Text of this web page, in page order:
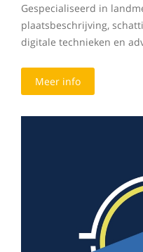
Gespecialiseerd in
plaatsbeschrijving,
digitale technieken en
Meer info